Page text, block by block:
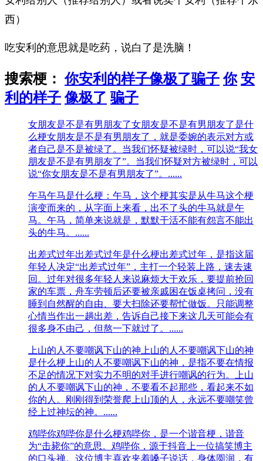
西）
吃安利的意思就是吃药，说白了是洗脑！
搜索梗：你安利的样子像极了骗子 你 安
利的样子 像极了 骗子
女朋友是不是有男朋友了女朋友是不是有男朋友了是什
么梗女朋友是不是有男朋友了，就是委婉的表示对方或
者自己是不是被绿了。当我们怀疑被绿时，可以说“我女
朋友是不是有男朋友了”。当我们怀疑对方被绿时，可以
说“你女朋友是不是有男朋友了”。......
午马午马是什么梗：午马，这个梗其实是从牛马这个梗
演变而来的，从字面上来看，出不了头的牛马就是午
马。午马，简单来说就是，默默干活不能有怨言不能出
头的牛马。......
出差式过年出差式过年是什么梗出差式过年，是指这届
年轻人决定“出差式过年”，主打一个轻装上路，速去速
回。过年对很多年轻人来说麻烦大于欢乐，要提前抢回
家的车票，舟车劳顿后还要被亲戚困在饭桌拷问，没有
睡到自然醒的自由、要大扫除还要帮忙做饭。只能调整
心情当作出一趟出差，告诉自己接下来这几天可能会有
很多身不由己，但熬一下就过了。......
上山的人不要嘲讽下山的神 上山的人不要嘲讽下山的神
是什么梗上山的人不要嘲讽下山的神，是指不要在‌‌‌‌‌‌‌情报
不足的情况下对实力不明的对手进行嘲讽的行为。上山
的人不要嘲讽下山的神，不要看不起那些，看起来不如
你的人。刚刚得到荣誉爬上山顶的人，永远不要嘲笑曾
经上过神坛的神。......
鸡哔你鸡哔你是什么梗鸡哔你，是一个谐音梗，谐音
为“击毙你”的意思。鸡哔你，源于抖音上一位搞笑博主
的口头禅。这位博主喜欢夹着嗓子说话，身体圆润，有